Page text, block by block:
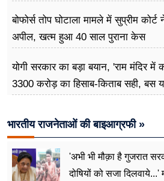
बोफोर्स तोप घोटाला मामले में सुप्रीम
अपील, खत्म हुआ 40 साल पुराना केस
योगी सरकार का बड़ा बयान, 'राम मंदिर में
3300 करोड़ का हिसाब-किताब सही, बस
भारतीय राजनेताओं की बाइआग्रफी »
'अभी भी मौक़ा है गुजरात
दोषियों को सजा दिलवाये...'